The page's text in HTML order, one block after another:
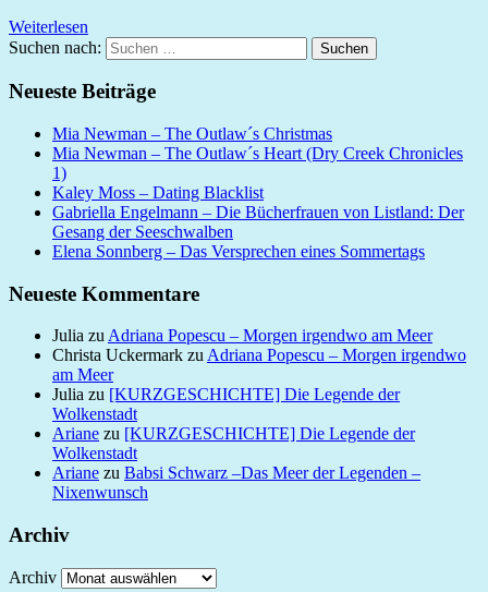
Weiterlesen
Suchen nach:
Suchen
Neueste Beiträge
Mia Newman – The Outlaw´s Christmas
Mia Newman – The Outlaw´s Heart (Dry Creek Chronicles
1)
Kaley Moss – Dating Blacklist
Gabriella Engelmann – Die Bücherfrauen von Listland: Der
Gesang der Seeschwalben
Elena Sonnberg – Das Versprechen eines Sommertags
Neueste Kommentare
Julia zuAdriana Popescu – Morgen irgendwo am Meer
Christa Uckermark zuAdriana Popescu – Morgen irgendwo
am Meer
Julia zu [KURZGESCHICHTE] Die Legende der
Wolkenstadt
Ariane zu [KURZGESCHICHTE] Die Legende der
Wolkenstadt
Ariane zu Babsi Schwarz –Das Meer der Legenden –
Nixenwunsch
Archiv
Archiv